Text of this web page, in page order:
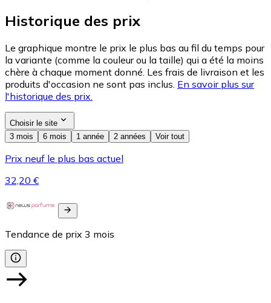
Historique des prix
Le graphique montre le prix le plus bas au fil du temps pour
la variante (comme la couleur ou la taille) qui a été la moins
chère à chaque moment donné. Les frais de livraison et les
produits d'occasion ne sont pas inclus. En savoir plus sur
l'historique des prix.
Choisir le site
3 mois
6 mois 1 année 2 années Voir tout
Prix neuf le plus bas actuel
32,20 €
Tendance de prix 3 mois